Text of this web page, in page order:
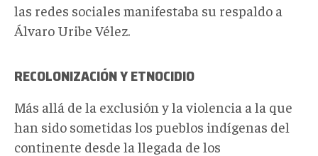
las redes sociales manifestaba su respaldo a
Álvaro Uribe Vélez.
RECOLONIZACIÓN Y ETNOCIDIO
Más allá de la exclusión y la violencia a la que
han sido sometidas los pueblos indígenas del
continente desde la llegada de los